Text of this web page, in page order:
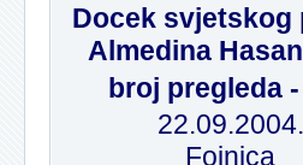
Docek svjetskog
Almedina
broj pregleda -
22.09.2004.
Fojnica